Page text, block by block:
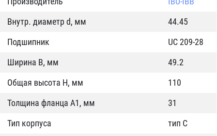
Внутр. диаметр d, мм
44.45
Подшипник
UC 209-28
Ширина B, мм
49.2
Общая высота H, мм
110
Толщина фланца А1, мм
31
Тип корпуса
тип C